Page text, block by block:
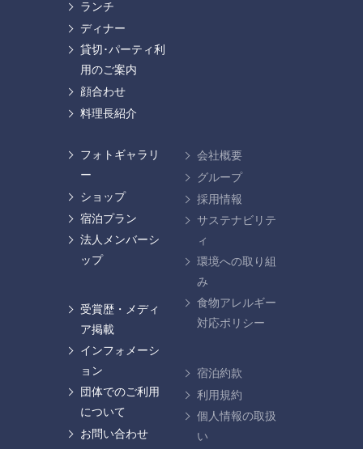
ランチ
ディナー
貸切･パーティ利
用のご案内
顔合わせ
料理長紹介
フォトギャラリ
ー
ショップ
宿泊プラン
法人メンバーシ
ップ
受賞歴・メディ
ア掲載
インフォメーシ
ョン
団体でのご利用
について
お問い合わせ
会社概要
グループ
採用情報
サステナビリテ
ィ
環境への取り組
み
食物アレルギー
対応ポリシー
宿泊約款
利用規約
個人情報の取扱
い